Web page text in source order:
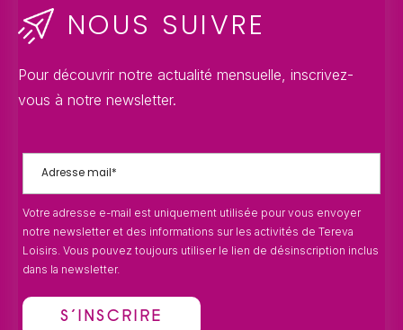
NOUS SUIVRE
Pour découvrir notre actualité mensuelle, inscrivez-
vous à notre newsletter.
Votre adresse e-mail est uniquement utilisée pour vous envoyer
notre newsletter et des informations sur les activités de Tereva
Loisirs. Vous pouvez toujours utiliser le lien de désinscription inclus
dans la newsletter.